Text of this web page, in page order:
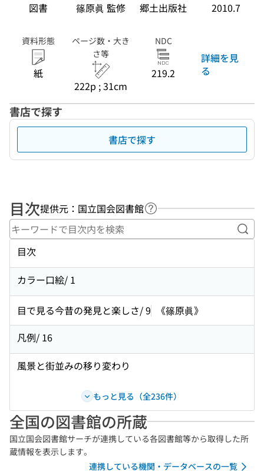
図書 篠原眞 監修 郷土出版社 2010.7
資料形態
紙
ページ数・大き
さ等
222p ; 31cm
NDC
219.2
詳細を見
る
書店で探す
書店で探す
目次提供元：国立国会図書館 ヘルプページへのリンク
キ
目次
カラー口絵/ 1
目で見る今昔の発見と楽しさ/ 9
《篠原眞》
凡例/ 16
風景と街並みの移り変わり
もっと見る（全236件）
全国の図書館の所蔵
国立国会図書館サーチが連携している各図書館等から取得した所
蔵情報を表示します。
連携している機関・データベースの一覧